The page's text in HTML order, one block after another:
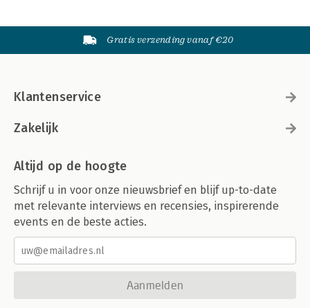
Gratis verzending vanaf €20
Klantenservice
Zakelijk
Altijd op de hoogte
Schrijf u in voor onze nieuwsbrief en blijf up-to-date
met relevante interviews en recensies, inspirerende
events en de beste acties.
Aanmelden